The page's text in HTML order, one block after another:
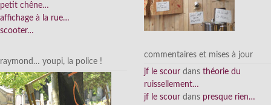
petit chêne…
affichage à la rue…
scooter…
raymond… youpi, la police !
commentaires et mises à jour
jf le scour dans théorie du
ruissellement…
jf le scour dans presque rien…